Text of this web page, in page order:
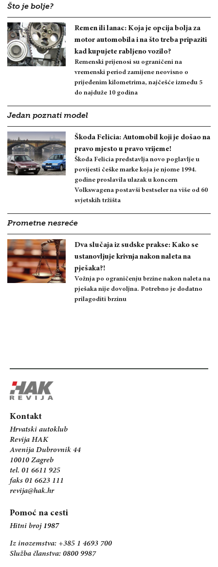
Što je bolje?
Remen ili lanac: Koja je opcija bolja za
motor automobila i na što treba pripaziti
kad kupujete rabljeno vozilo?
Remenski prijenosi su ograničeni na
vremenski period zamijene neovisno o
prijeđenim kilometrima, najčešće između 5
do najduže 10 godina
Jedan poznati model
Škoda Felicia: Automobil koji je došao na
pravo mjesto u pravo vrijeme!
Škoda Felicia predstavlja novo poglavlje u
povijesti češke marke koja je njome 1994.
godine proslavila ulazak u koncern
Volkswagena postavši bestseler na više od 60
svjetskih tržišta
Prometne nesreće
Dva slučaja iz sudske prakse: Kako se
ustanovljuje krivnja nakon naleta na
pješaka?!
Vožnja po ograničenju brzine nakon naleta na
pješaka nije dovoljna. Potrebno je dodatno
prilagoditi brzinu
Kontakt
Hrvatski autoklub
Revija HAK
Avenija Dubrovnik 44
10010 Zagreb
tel. 01 6611 925
faks 01 6623 111
revija@hak.hr
Pomoć na cesti
Hitni broj 1987
Iz inozemstva: +385 1 4693 700
Služba članstva: 0800 9987